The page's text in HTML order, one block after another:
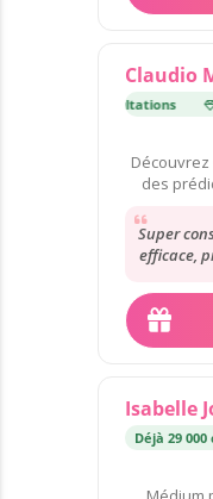
Claudio
Déjà 22 000 consultations
des
Super
efficace,
Isabelle
Déjà 29